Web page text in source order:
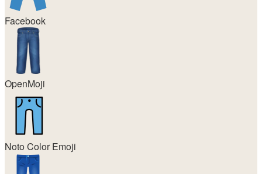
Facebook
OpenMoji
Noto Color Emoji